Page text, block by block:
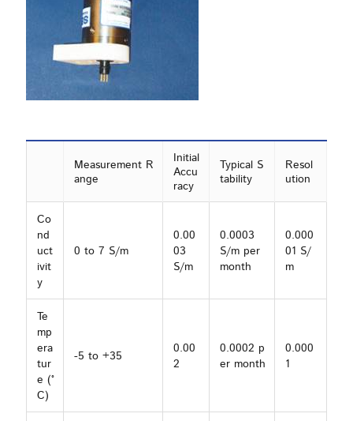
Measurement R
ange
Initial
Accu
racy
Typical S
tability
Resol
ution
Co
nd
uct
ivit
y
0 to 7 S/m
0.00
03
S/m
0.0003
S/m per
month
0.000
01 S/
m
Te
mp
era
tur
e (°
C)
-5 to +35
0.00
2
0.0002 p
er month
0.000
1